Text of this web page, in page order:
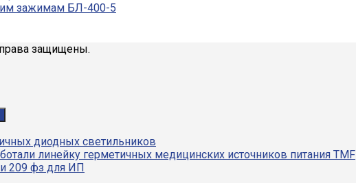
зажимам БЛ-400-5
защищены.
диодных светильников
линейку герметичных медицинских источников питания TMF
209 фз для ИП